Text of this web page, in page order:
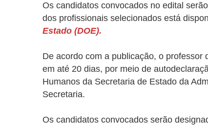
Os candidatos convocados no edital
dos profissionais selecionados está
Estado (DOE).
De acordo com a publicação, o
em até 20 dias, por meio de
Humanos da Secretaria de Estado da
Secretaria.
Os candidatos convocados serão